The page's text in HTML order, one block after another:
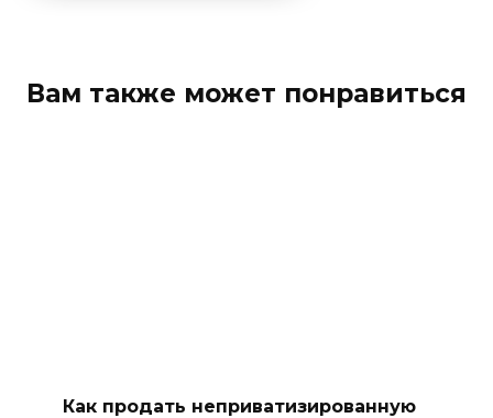
Вам также может понравиться
Как продать неприватизированную